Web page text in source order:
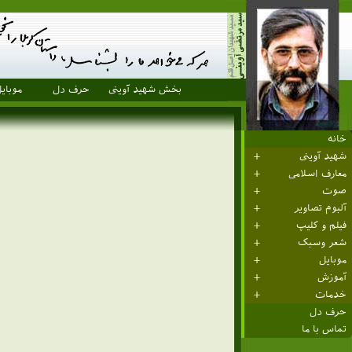
بخش شهید آوینی حرف دل
خانه
شهید آوینی
معارف اسلامی
صوت
آلبوم تصاویر
فیلم و کلیپ
شعر وسبک
موبایل
آموزش
خدمات
حرف دل
تماس با ما